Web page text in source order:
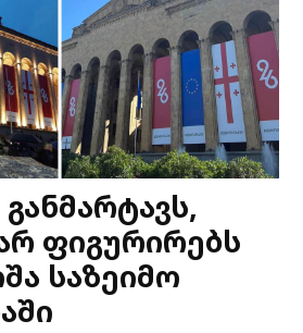
ფიგურირებს
საზეიმო